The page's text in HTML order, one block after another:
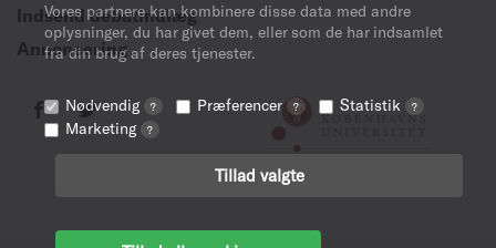
Vores partnere kan kombinere disse data med andre
oplysninger, du har givet dem, eller som de har indsamlet
fra din brug af deres tjenester.
Nødvendig ? Præferencer ? Statistik ?
Marketing ?
Tillad valgte
Indsend debatindlæg
Annoncering